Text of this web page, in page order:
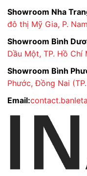
6.680.000₫
gốc
là:
Bồn cầu INAX AC-
11.340.000
Giá
Showroom Nha
đô thị Mỹ Gia, P.
Showroom Bình
Dầu Một, TP. Hồ Chí
Showroom Bình
Phước, Đồng Nai
Email: